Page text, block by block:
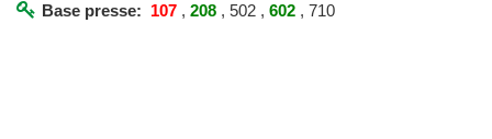
Base presse: 107 ,208 , 502 ,602 , 710